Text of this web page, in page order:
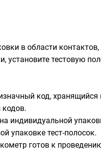
в области
установите тестовую
код,
индивидуальной
упаковке тест-полосок.
готов к